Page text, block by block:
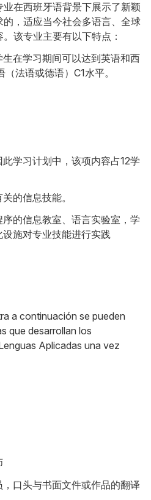
在西班牙语背景下展示了新颖
，适应当今社会多语言、全球
该专业主要有以下特点：
在学习期间可以达到英语和西
法语或德语）C1水平。
学习计划中，该项内容占12学
的信息技能。
的信息教室、语言实验室，学
施对专业技能进行实践
a continuación se pueden
que desarrollan los
Aplicadas una vez
口头与书面文件或作品的翻译